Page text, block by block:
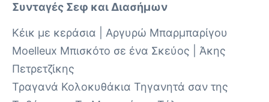
Συνταγές Σεφ και Διασήμων
Κέικ με κεράσια | Αργυρώ Μπαρμπαρίγου
Moelleux Μπισκότο σε ένα Σκεύος | Άκης
Πετρετζίκης
Τραγανά Κολοκυθάκια Τηγανητά σαν της